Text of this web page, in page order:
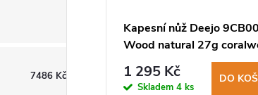
7486 Kč
Kapesní nůž Deejo
Wood natural 27g
1 295 Kč
Skladem 4 ks
DO